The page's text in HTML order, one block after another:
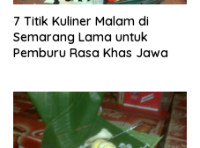
7 Titik Kuliner Malam di
Semarang Lama untuk
Pemburu Rasa Khas Jawa